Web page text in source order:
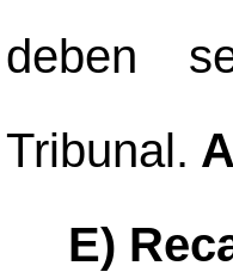
deben
Tribunal.
E)